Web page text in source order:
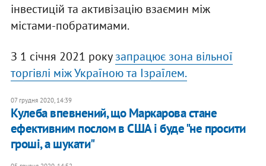
інвестицій та активізацію взаємин між
містами-побратимами.
З 1 січня 2021 рокузапрацює зона вільної
торгівлі між Україною та Ізраїлем.
07 грудня 2020, 14:39
Кулеба впевнений, що Маркарова стане
ефективним послом в США і буде "не просити
гроші, а шукати"